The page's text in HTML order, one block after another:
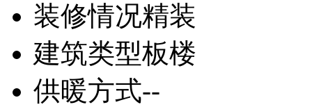
装修情况精装
建筑类型板楼
供暖方式--